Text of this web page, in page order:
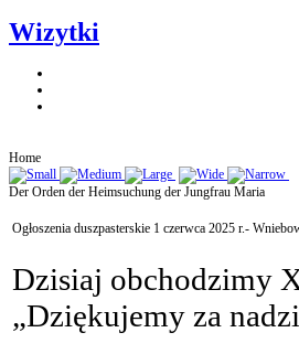
Wizytki
Home
Der Orden der Heimsuchung der Jungfrau Maria
Ogłoszenia duszpasterskie 1 czerwca 2025 r.-
Dzisiaj obchodzimy
„Dziękujemy za